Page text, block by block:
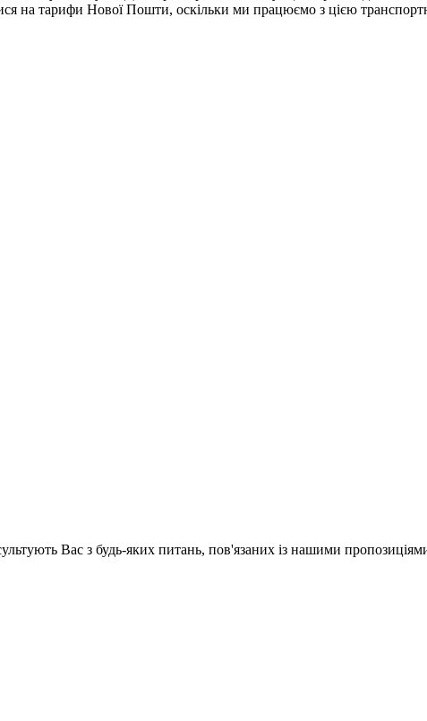
на тарифи Нової Пошти, оскільки ми працюємо з цією
Вас з будь-яких питань, пов'язаних із нашими